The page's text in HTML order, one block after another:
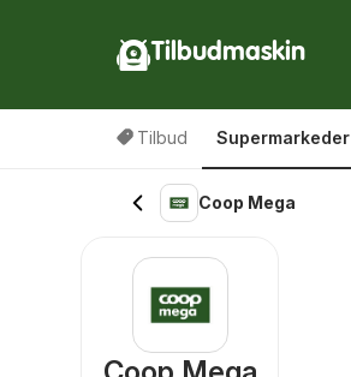
Tilbudmaskin
Tilbud Supermarkeder
Coop Mega